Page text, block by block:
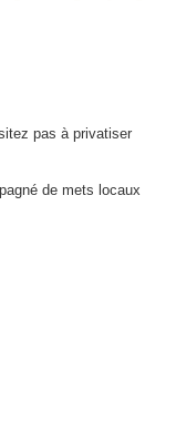
pas à privatiser
de mets locaux